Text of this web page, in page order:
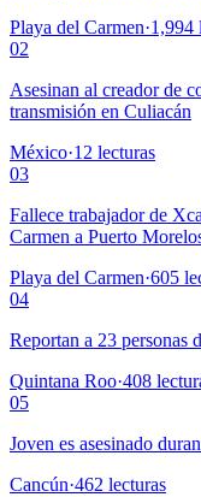
Playa del Carmen·1,994
02
Asesinan al creador de
transmisión en Culiacán
México·12 lecturas
03
Fallece trabajador de
Carmen a Puerto
Playa del Carmen·605
04
Reportan a 23 personas
Quintana Roo·408
05
Joven es asesinado
Cancún·462 lecturas